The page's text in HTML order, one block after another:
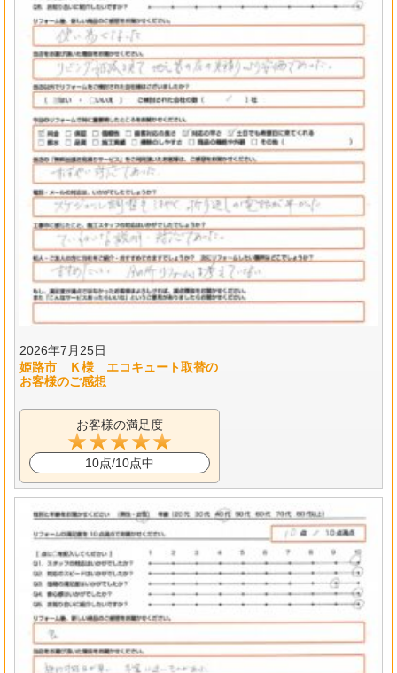
2026年7月25日
姫路市 Ｋ様 エコキュート取替の
お客様のご感想
お客様の満足度
10点/10点中